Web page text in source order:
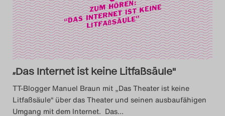
„Das Internet ist keine Litfaßsäule"
TT-Blogger Manuel Braun mit „Das Theater ist keine
Litfaßsäule“ über das Theater und seinen ausbaufähigen
Umgang mit dem Internet. Das…